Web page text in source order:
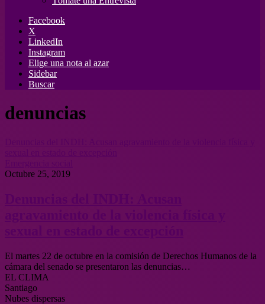
Facebook
X
LinkedIn
Instagram
Elige una nota al azar
Sidebar
Buscar
denuncias
Octubre 25, 2019
El martes 22 de octubre en la comisión de Derechos Humanos de la
cámara del senado se presentaron las denuncias…
EL CLIMA
Santiago
Nubes dispersas